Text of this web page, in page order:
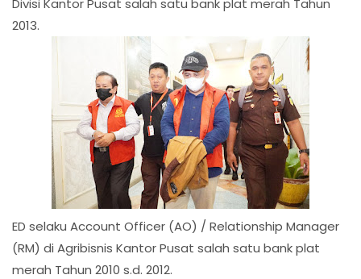
Divisi Kantor Pusat salah satu bank plat merah Tahun
2013.
ED selaku Account Officer (AO) / Relationship Manager
(RM) di Agribisnis Kantor Pusat salah satu bank plat
merah Tahun 2010 s.d. 2012.